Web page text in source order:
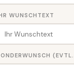
WUNSCHTEXT